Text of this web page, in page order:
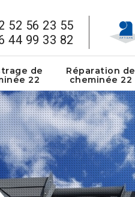
52 56 23 55
44 99 33 82
de
22
Réparation de
cheminée 22